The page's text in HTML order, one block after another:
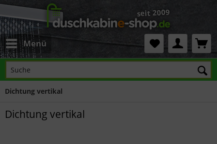
Menü
Dichtung vertikal
Dichtung vertikal